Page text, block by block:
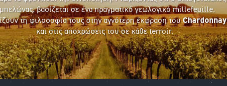
βασίζεται σε ένα πραγματικό γεωλογικό millefeuille,
τη φιλοσοφία τους στην αγνότερη έκφραση τουChardonnay
και στις αποχρώσεις του σε κάθε terroir.